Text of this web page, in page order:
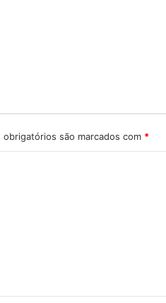
obrigatórios são marcados com *